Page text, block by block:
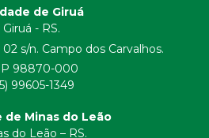
de Giruá
Giruá - RS.
s/n. Campo dos Carvalhos.
98870-000
99605-1349
de Minas do Leão
do Leão – RS.